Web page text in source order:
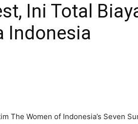
Ini Total
Indonesia
The Women of Indonesia’s Seven